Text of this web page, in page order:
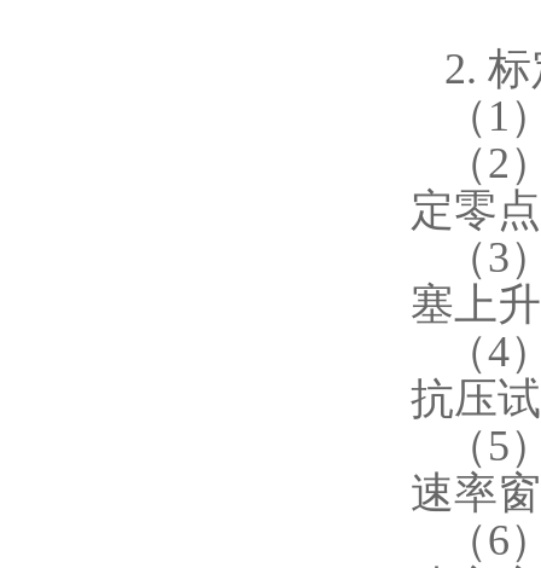
2. 标
（1
（2
定零
（3
塞上
（4
抗压
（5
速率
（6